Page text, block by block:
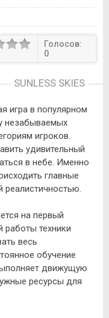
Голосов:
0
SUNLESS SKIES
игра в популярном
незабываемых
игроков.
удивительный
в небе. Именно
главные
на первый
работы техники
весь
обучение
движущую
ресурсы для